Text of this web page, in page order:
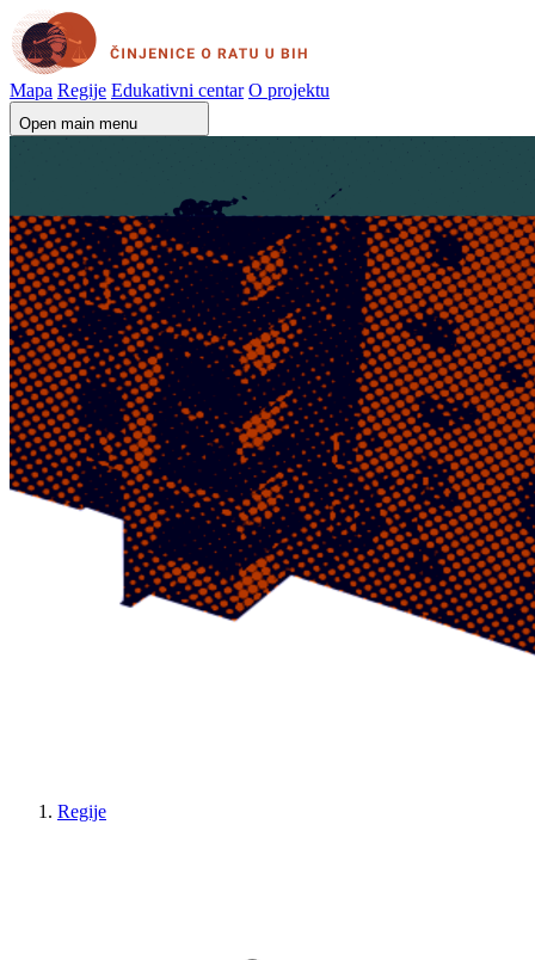
Mapa Regije Edukativni centar O projektu
Open main menu
Regije